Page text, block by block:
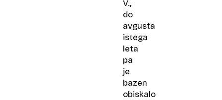
V.,
do
avgusta
istega
leta
pa
je
bazen
obiskalo